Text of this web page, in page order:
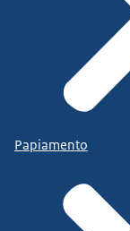
Papiamento